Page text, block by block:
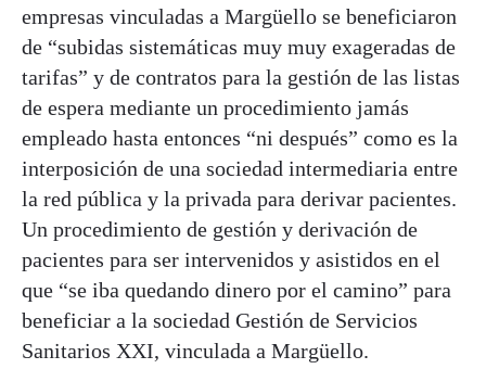
empresas vinculadas a Margüello se beneficiaron
de “subidas sistemáticas muy muy exageradas de
tarifas” y de contratos para la gestión de las listas
de espera mediante un procedimiento jamás
empleado hasta entonces “ni después” como es la
interposición de una sociedad intermediaria entre
la red pública y la privada para derivar pacientes.
Un procedimiento de gestión y derivación de
pacientes para ser intervenidos y asistidos en el
que “se iba quedando dinero por el camino” para
beneficiar a la sociedad Gestión de Servicios
Sanitarios XXI, vinculada a Margüello.